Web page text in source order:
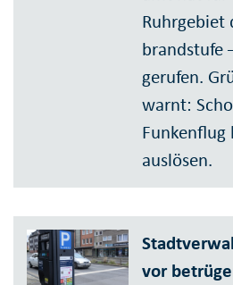
brand­stufe
gerufen.
warnt:
Funken­flug
auslösen.
vor